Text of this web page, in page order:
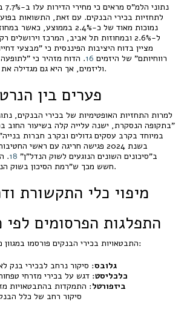
נתוני הלמ"ס מראים כי מחירי הדירות עלו ב-7.7% בשנת 2024
לתחזיות בכירי הבנקים. עם זאת, התשואות
נמוכות מאוד של כ-2.4%
ל-2.6% ובמחוזות תל אביב, המרכז וירושלים רק ל-2.1%
מציין בדוח היציבות הפיננסית כי "מבצעי
רווחיותם" של היזמים 16. הדוח מזהיר כי
וליזמים, אך היא גם מגדילה.
פערים בין
למרות התחזיות האופטימיות של בכירי הבנקים,
"בתקופה הנסקרת, ישנה עלייה קלה בשיעור החוב
במיוחד בקרב עסקים גדולים ובקרב חברות
בשנת 2024 פגישה חריגה עם ראשי
ב"סיכונים השונים הנוגעים לשוק הנדל"ן" 18
.
חשש מכך ש"רמת הסיכון בשוק.
מיפוי כלי התקשורת
התפלגות הפרסומים
התבטאויות בכירי הבנקים פורסמו במגוון כלי התקשורת הכלכליים:
גלובס: סיקור נרחב לבכירי בנק
כלכליסט: דגש על בכירי מזרחי
ביזפורטל: התמקדות בהתבטאויות
: סיקור רחב של כלל